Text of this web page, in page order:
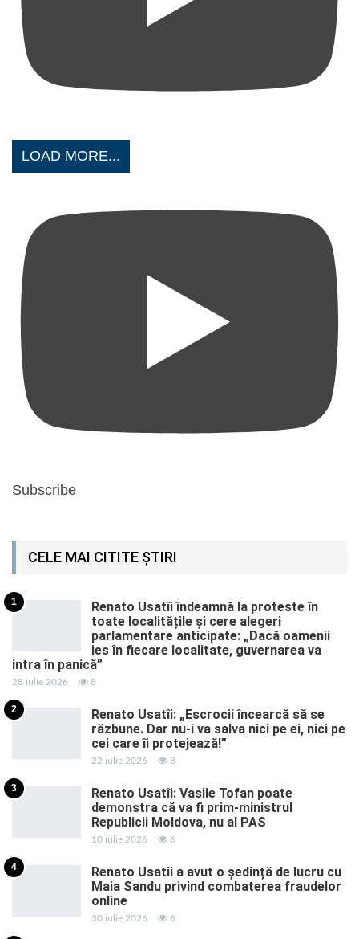
LOAD MORE...
Subscribe
CELE MAI CITITE ȘTIRI
1
Renato Usatîi îndeamnă la proteste în
toate localitățile și cere alegeri
parlamentare anticipate: „Dacă oamenii
ies în fiecare localitate, guvernarea va
intra în panică”
28 iulie 2026 8
2
Renato Usatîi: „Escrocii încearcă să se
răzbune. Dar nu-i va salva nici pe ei, nici pe
cei care îi protejează!”
22 iulie 2026 8
3
Renato Usatîi: Vasile Tofan poate
demonstra că va fi prim-ministrul
Republicii Moldova, nu al PAS
10 iulie 2026 6
4
Renato Usatîi a avut o ședință de lucru cu
Maia Sandu privind combaterea fraudelor
online
30 iulie 2026 6